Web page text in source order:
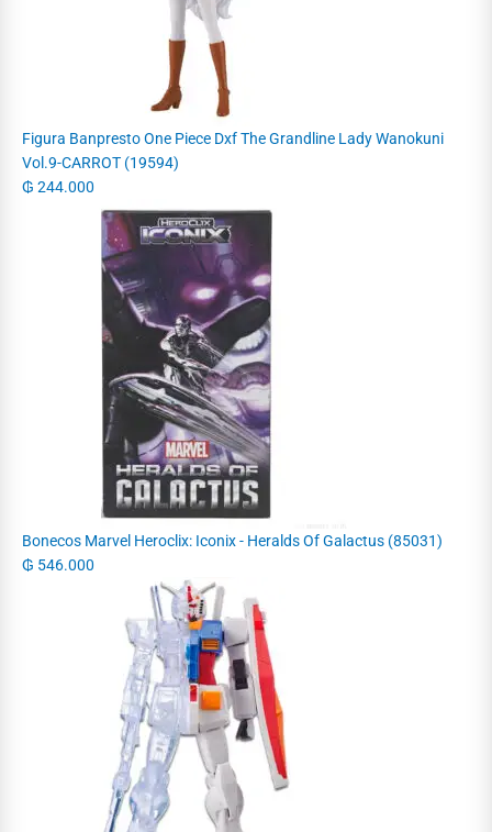
Figura Banpresto One Piece Dxf The Grandline Lady Wanokuni
Vol.9-CARROT (19594)
₲ 244.000
Bonecos Marvel Heroclix: Iconix - Heralds Of Galactus (85031)
₲ 546.000